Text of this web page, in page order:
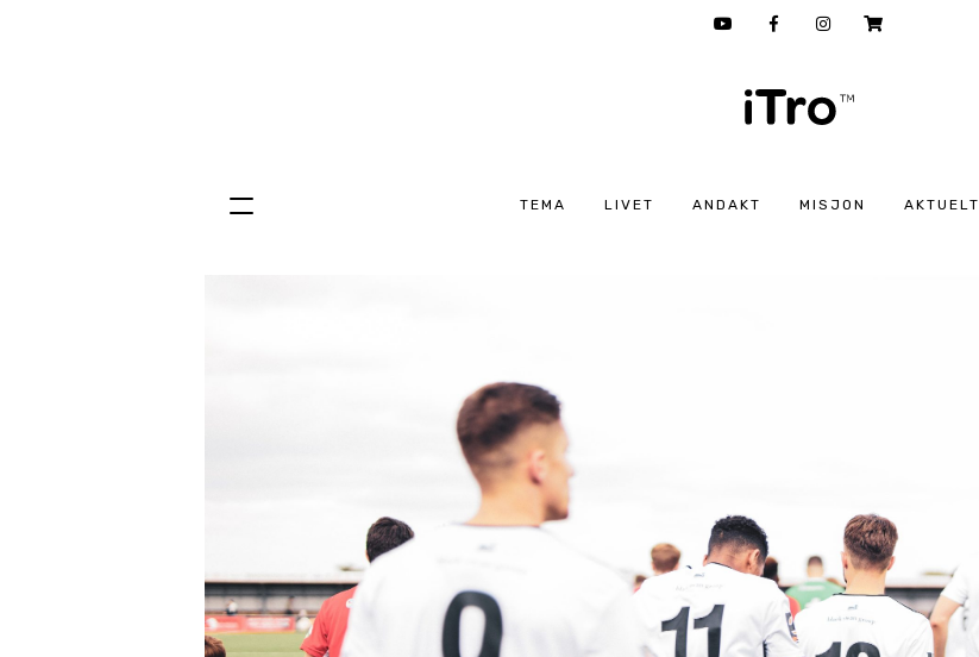
TEMA LIVET ANDAKT MISJON AKTUELT
Hopp